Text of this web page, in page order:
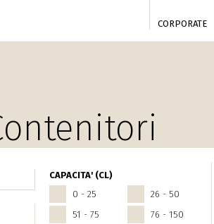
CORPORATE
CAPACITA' (CL)
0 - 25
26 - 50
51 - 75
76 - 150